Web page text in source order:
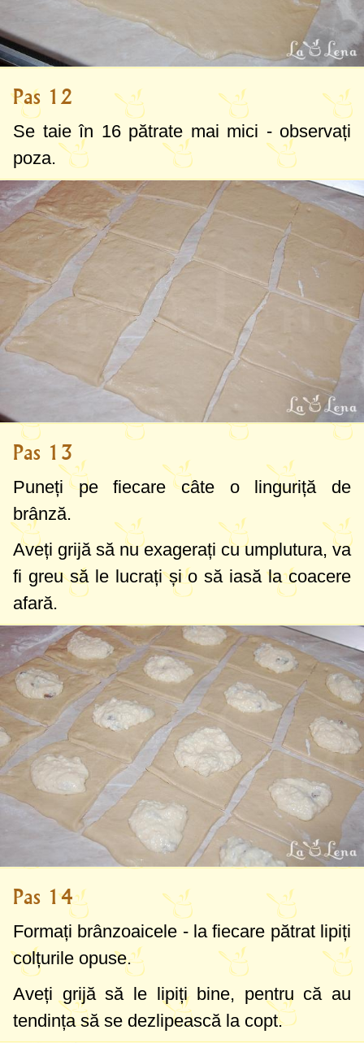
Pas 12
Se taie în 16 pătrate mai mici - observați
poza.
Pas 13
Puneți pe fiecare câte o linguriță de
brânză.
Aveți grijă să nu exagerați cu umplutura, va
fi greu să le lucrați și o să iasă la coacere
afară.
Pas 14
Formați brânzoaicele - la fiecare pătrat lipiți
colțurile opuse.
Aveți grijă să le lipiți bine, pentru că au
tendința să se dezlipească la copt.